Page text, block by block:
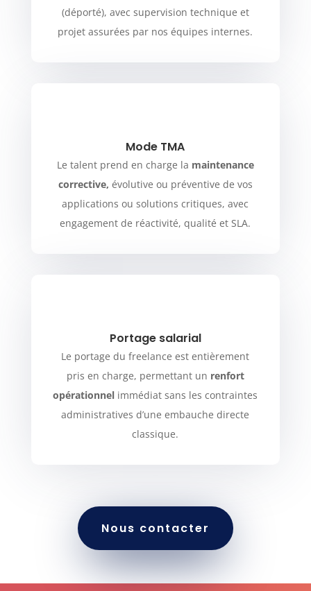
(déporté), avec supervision technique et
projet assurées par nos équipes internes.
Mode TMA
Le talent prend en charge la maintenance
corrective, évolutive ou préventive de vos
applications ou solutions critiques, avec
engagement de réactivité, qualité et SLA.
Portage salarial
Le portage du freelance est entièrement
pris en charge, permettant un renfort
opérationnel immédiat sans les contraintes
administratives d’une embauche directe
classique.
Nous contacter